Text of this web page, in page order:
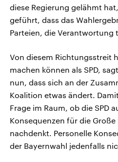
diese Regierung gelähmt
geführt, dass das
Parteien, die Verantwortung
Von diesem Richtungsstreit
machen können als SPD,
nun, dass sich an der
Koalition etwas ändert.
Frage im Raum, ob die SPD
Konsequenzen für die
nachdenkt. Personelle
der Bayernwahl jedenfalls